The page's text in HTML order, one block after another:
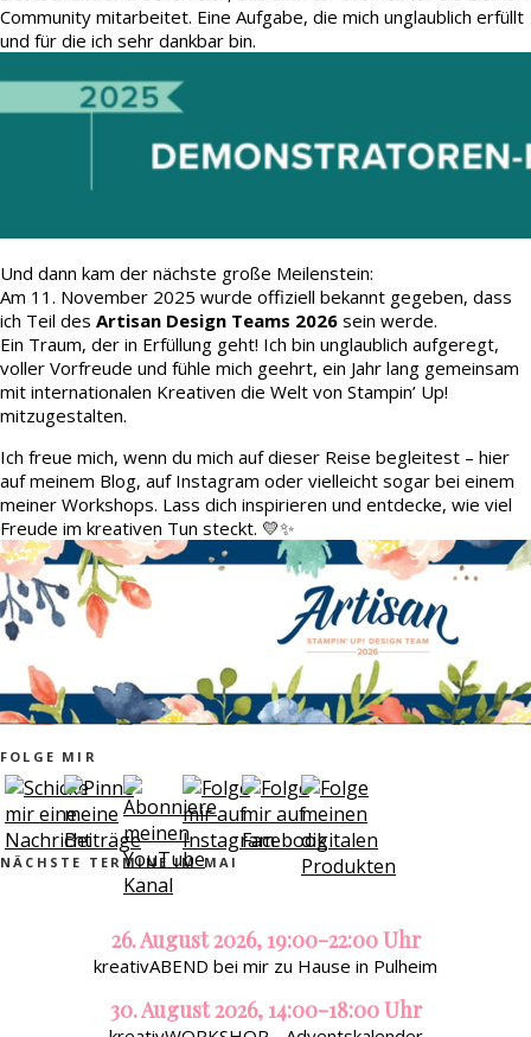
Community mitarbeitet. Eine Aufgabe, die mich unglaublich erfüllt
und für die ich sehr dankbar bin.
Und dann kam der nächste große Meilenstein:
Am 11. November 2025 wurde offiziell bekannt gegeben, dass
ich Teil des Artisan Design Teams 2026 sein werde.
Ein Traum, der in Erfüllung geht! Ich bin unglaublich aufgeregt,
voller Vorfreude und fühle mich geehrt, ein Jahr lang gemeinsam
mit internationalen Kreativen die Welt von Stampin’ Up!
mitzugestalten.
Ich freue mich, wenn du mich auf dieser Reise begleitest – hier
auf meinem Blog, auf Instagram oder vielleicht sogar bei einem
meiner Workshops. Lass dich inspirieren und entdecke, wie viel
Freude im kreativen Tun steckt. 💛✨
FOLGE MIR
NÄCHSTE TERMINE IM MAI
26. August 2026, 19:00-22:00 Uhr
kreativABEND bei mir zu Hause in Pulheim
30. August 2026, 14:00-18:00 Uhr